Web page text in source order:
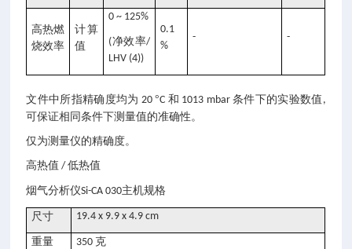
高热燃
烧效率
计算
值
0 ~ 125%
(净效率/
LHV (4))
0.1
%
- -
文件中所指精确度均为 20°C 和 1013 mbar 条件下的实验数值 ,
可保证相同条件下测量值的准确性。
仅为测量仪的精确度。
高热值 /低热值
烟气分析仪Si-CA 030主机规格
尺寸 19.4 x 9.9 x 4.9 cm
重量 350 克